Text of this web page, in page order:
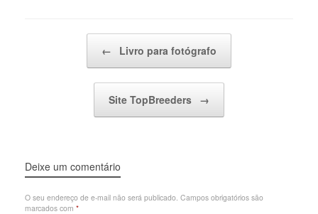
← Livro para fotógrafo
Site TopBreeders →
Deixe um comentário
O seu endereço de e-mail não será publicado. Campos obrigatórios são
marcados com *